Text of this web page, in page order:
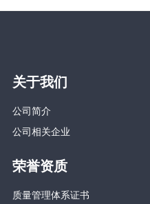
关于我们
公司简介
公司相关企业
荣誉资质
质量管理体系证书